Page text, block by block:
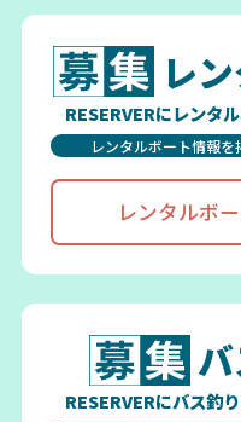
レ
RESERVERにレンタ
レンタルボート情報を
レンタルボ
RESERVERにバス釣